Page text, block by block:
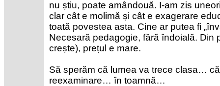
nu știu, poate amândouă. I-am zis
clar cât e molimă și cât e exagerare
toată povestea asta. Cine ar putea fi
Necesară pedagogie, fără îndoială. Din
crește), prețul e mare.
Să sperăm că lumea va trece clasa…
reexaminare… în toamnă…